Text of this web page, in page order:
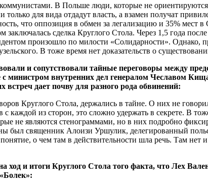
В Польше люди, которые не
для вида отдадут власть, а взамен получат
что оппозиция в обмен за легализацию и 35%
сделка Круглого Стола. Через 1,5 года
произошло по милости «Солидарности». Однако,
В тоже время нет доказательств о
и сопутствовали тайные переговоры между
министром внутренних дел генералом Чеславом
дает почву для разного рода обвинений:
Круглого Стола, держались в тайне. О них не
каждой из сторон, это сложно удержать в секрете. В
не являются стенограммами, но в них подробно
был священник Алоизи Уршулик, делегированный
о чем там в действительности шла речь. Там нет
и итоги Круглого Стола того факта, что Лех